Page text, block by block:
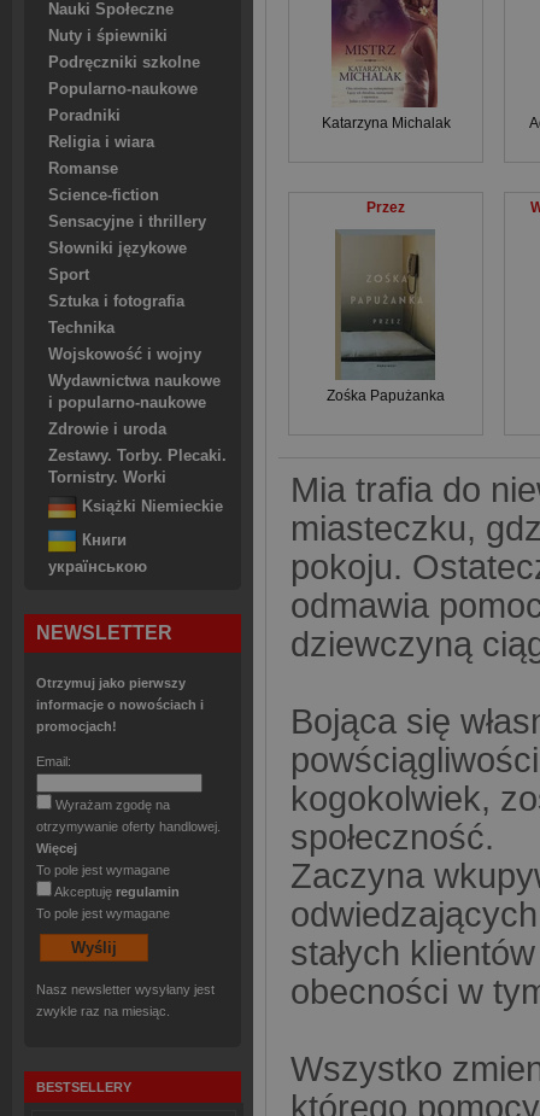
Nauki Społeczne
Nuty i śpiewniki
Podręczniki szkolne
Popularno-naukowe
Poradniki
Religia i wiara
Romanse
Science-fiction
Sensacyjne i thrillery
Słowniki językowe
Sport
Sztuka i fotografia
Technika
Wojskowość i wojny
Wydawnictwa naukowe
i popularno-naukowe
Zdrowie i uroda
Zestawy. Torby. Plecaki.
Tornistry. Worki
Książki Niemieckie
Книги
українською
NEWSLETTER
Otrzymuj jako pierwszy
informacje o nowościach i
promocjach!
Email:
Wyrażam zgodę na
otrzymywanie oferty handlowej.
Więcej
To pole jest wymagane
Akceptuję regulamin
To pole jest wymagane
Nasz newsletter wysyłany jest
zwykle raz na miesiąc.
BESTSELLERY
Katarzyna Michalak
Przez
Zośka Papużanka
Mia trafia do
miasteczku,
pokoju.
odmawia
dziewczyną
Bojąca się
kogokolwiek,
społeczność.
Zaczyna
stałych
obecności w
Wszystko
którego